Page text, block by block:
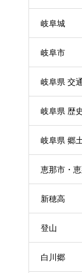
岐阜城
岐阜市
岐阜県 交
岐阜県 歴
岐阜県 郷
恵那市・
新穂高
登山
白川郷